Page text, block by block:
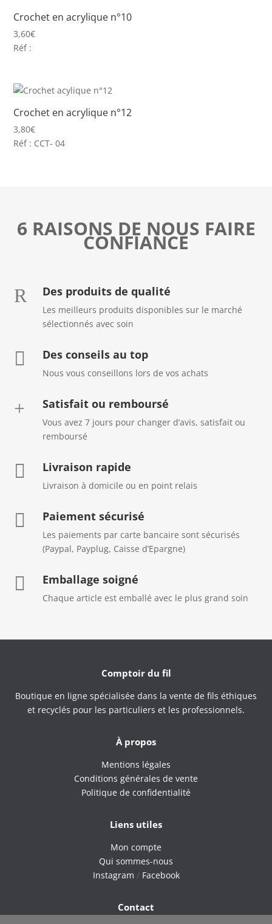
Crochet en acrylique n°10
3,60€
Réf :
Crochet en acrylique n°12
3,80€
Réf : CCT- 04
6 RAISONS DE NOUS FAIRE
CONFIANCE
R Des produits de qualité
Les meilleurs produits disponibles sur le marché
sélectionnés avec soin
 Des conseils au top
Nous vous conseillons lors de vos achats
+ Satisfait ou remboursé
Vous avez 7 jours pour changer d’avis, satisfait ou
remboursé
 Livraison rapide
Livraison à domicile ou en point relais
 Paiement sécurisé
Les paiements par carte bancaire sont sécurisés
(Paypal, Payplug, Caisse d’Epargne)
 Emballage soigné
Chaque article est emballé avec le plus grand soin
Comptoir du fil
Boutique en ligne spécialisée dans la vente de fils éthiques
et recyclés pour les particuliers et les professionnels.
À propos
Mentions légales
Conditions générales de vente
Politique de confidentialité
Liens utiles
Mon compte
Qui sommes-nous
Instagram / Facebook
Contact